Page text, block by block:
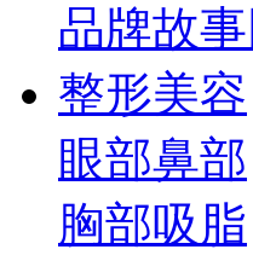
品牌故事
整形美容
眼部鼻部
胸部吸脂